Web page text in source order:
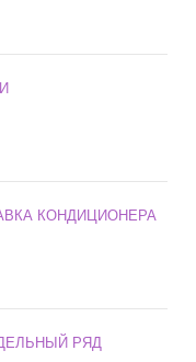
КОНДИЦИОНЕРА
РЯД